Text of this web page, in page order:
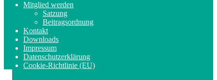
Mitglied werden
Satzung
Beitragsordnung
Kontakt
Downloads
Impressum
Datenschutzerklärung
Cookie-Richtlinie (EU)